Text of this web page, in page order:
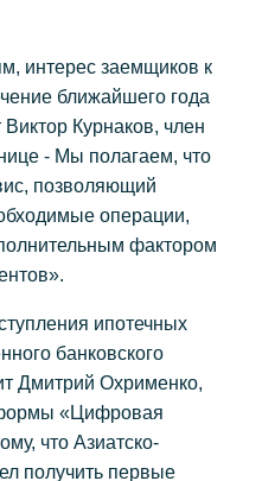
интерес заемщиков к
ближайшего года
Виктор Курнаков, член
- Мы полагаем, что
позволяющий
операции,
фактором
ипотечных
банковского
Дмитрий Охрименко,
«Цифровая
что Азиатско-
получить первые